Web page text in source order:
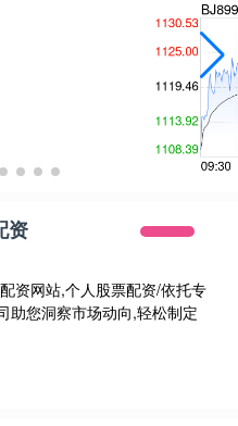
资
资网站,个人股票配资/依托专
助您洞察市场动向,轻松制定